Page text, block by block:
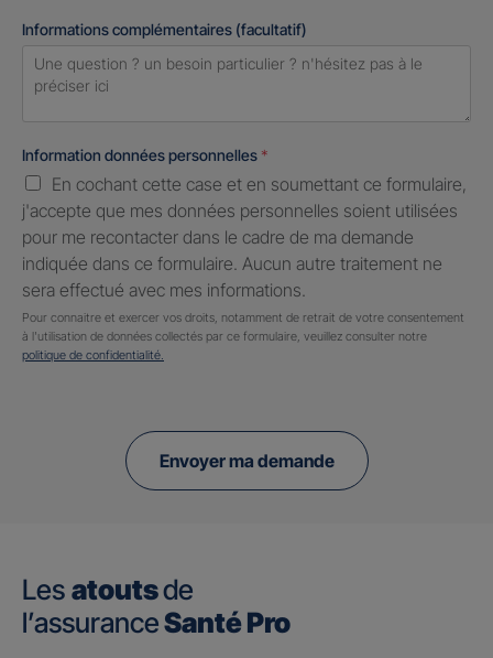
Informations complémentaires (facultatif)
Information données personnelles *
En cochant cette case et en soumettant ce formulaire,
j'accepte que mes données personnelles soient utilisées
pour me recontacter dans le cadre de ma demande
indiquée dans ce formulaire. Aucun autre traitement ne
sera effectué avec mes informations.
Pour connaitre et exercer vos droits, notamment de retrait de votre consentement
à l'utilisation de données collectés par ce formulaire, veuillez consulter notre
politique de confidentialité.
Envoyer ma demande
Les atoutsde
l’assuranceSanté Pro